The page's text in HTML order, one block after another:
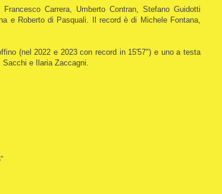
Carrera, Umberto Contran, Stefano Guidotti
e Roberto di Pasquali. Il record è di Michele Fontana,
(nel 2022 e 2023 con record in 15'57") e uno a testa
Sacchi e Ilaria Zaccagni.